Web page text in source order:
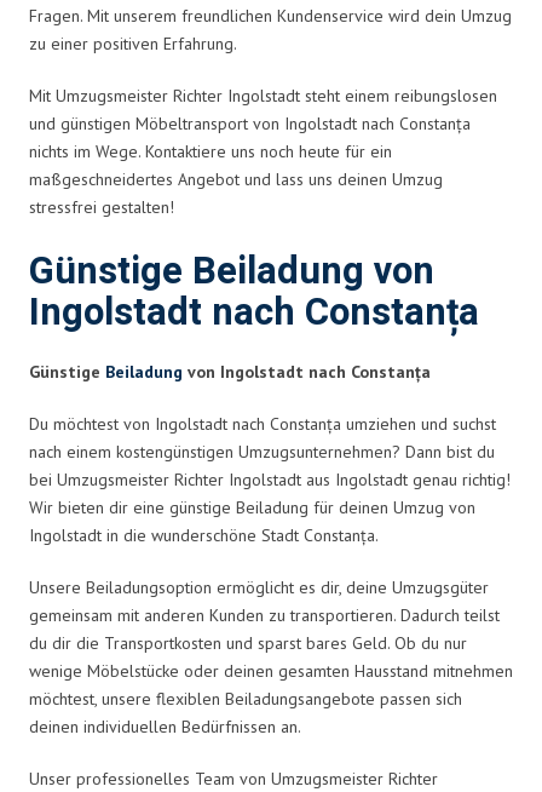
Fragen. Mit unserem freundlichen Kundenservice wird dein Umzug
zu einer positiven Erfahrung.
Mit Umzugsmeister Richter Ingolstadt steht einem reibungslosen
und günstigen Möbeltransport von Ingolstadt nach Constanța
nichts im Wege. Kontaktiere uns noch heute für ein
maßgeschneidertes Angebot und lass uns deinen Umzug
stressfrei gestalten!
Günstige Beiladung von
Ingolstadt nach Constanța
Günstige Beiladung von Ingolstadt nach Constanța
Du möchtest von Ingolstadt nach Constanța umziehen und suchst
nach einem kostengünstigen Umzugsunternehmen? Dann bist du
bei Umzugsmeister Richter Ingolstadt aus Ingolstadt genau richtig!
Wir bieten dir eine günstige Beiladung für deinen Umzug von
Ingolstadt in die wunderschöne Stadt Constanța.
Unsere Beiladungsoption ermöglicht es dir, deine Umzugsgüter
gemeinsam mit anderen Kunden zu transportieren. Dadurch teilst
du dir die Transportkosten und sparst bares Geld. Ob du nur
wenige Möbelstücke oder deinen gesamten Hausstand mitnehmen
möchtest, unsere flexiblen Beiladungsangebote passen sich
deinen individuellen Bedürfnissen an.
Unser professionelles Team von Umzugsmeister Richter